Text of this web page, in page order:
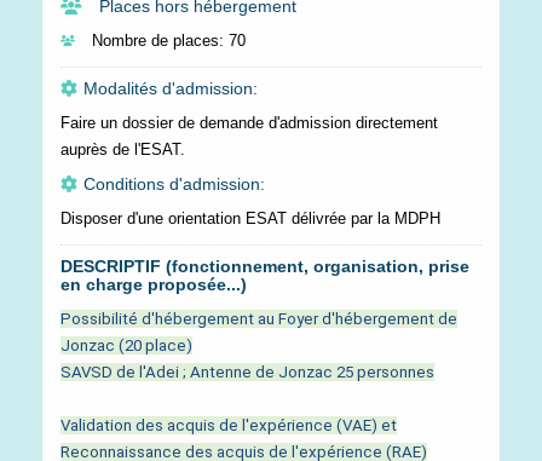
Places hors hébergement
Nombre de places: 70
Modalités d'admission:
Faire un dossier de demande d'admission directement
auprès de l'ESAT.
Conditions d'admission:
Disposer d'une orientation ESAT délivrée par la MDPH
DESCRIPTIF (fonctionnement, organisation, prise
en charge proposée...)
Possibilité d'hébergement au Foyer d'hébergement de
Jonzac (20 place)
SAVSD de l'Adei ; Antenne de Jonzac 25 personnes
Validation des acquis de l'expérience (VAE) et
Reconnaissance des acquis de l'expérience (RAE)